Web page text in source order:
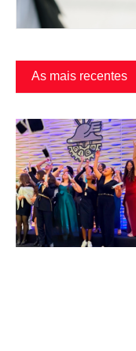
As mais recentes